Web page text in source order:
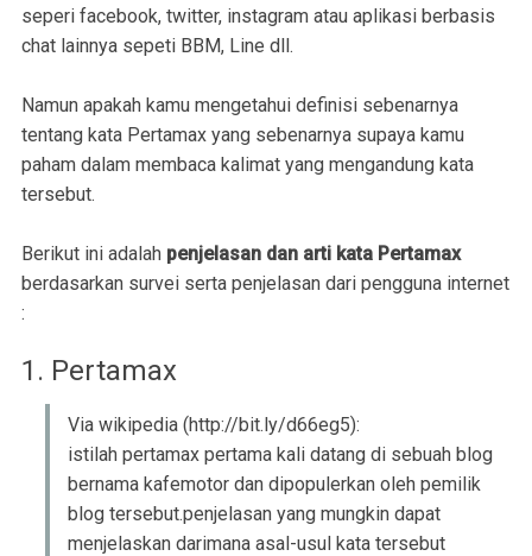
seperi facebook, twitter, instagram atau aplikasi berbasis
chat lainnya sepeti BBM, Line dll.
Namun apakah kamu mengetahui definisi sebenarnya
tentang kata Pertamax yang sebenarnya supaya kamu
paham dalam membaca kalimat yang mengandung kata
tersebut.
Berikut ini adalah penjelasan dan arti kata Pertamax
berdasarkan survei serta penjelasan dari pengguna internet
:
1. Pertamax
Via wikipedia (http://bit.ly/d66eg5):
istilah pertamax pertama kali datang di sebuah blog
bernama kafemotor dan dipopulerkan oleh pemilik
blog tersebut.penjelasan yang mungkin dapat
menjelaskan darimana asal-usul kata tersebut